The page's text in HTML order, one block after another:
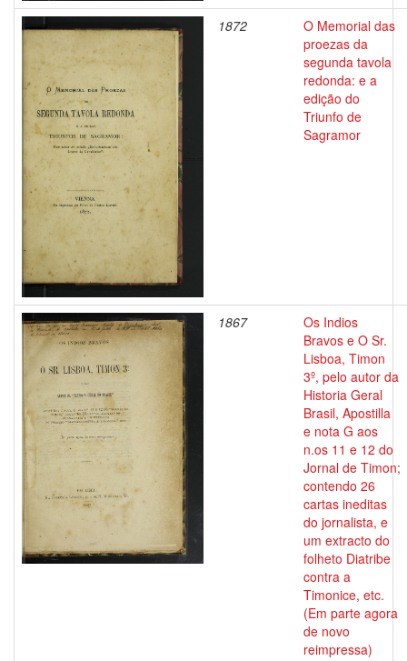
1872
O Memorial das
proezas da
segunda tavola
redonda: e a
edição do
Triunfo de
Sagramor
1867
Os Indios
Bravos e O Sr.
Lisboa, Timon
3º, pelo autor da
Historia Geral
Brasil, Apostilla
e nota G aos
n.os 11 e 12 do
Jornal de Timon;
contendo 26
cartas ineditas
do jornalista, e
um extracto do
folheto Diatribe
contra a
Timonice, etc.
(Em parte agora
de novo
reimpressa)